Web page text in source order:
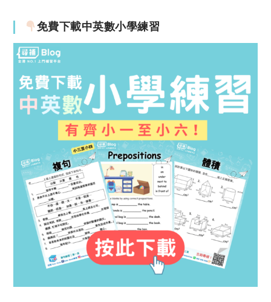
免費下載中英數小學練習